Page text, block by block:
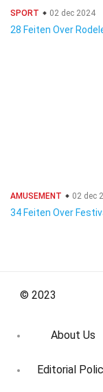
SPORT 02 dec 2024
28 Feiten Over
AMUSEMENT 02 dec
34 Feiten Over
© 2023
About Us
Editorial